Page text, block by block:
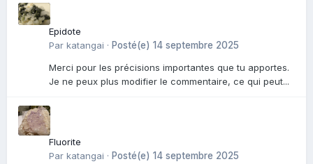
Epidote
Par katangai · Posté(e) 14 septembre 2025
Merci pour les précisions importantes que tu apportes.
Je ne peux plus modifier le commentaire, ce qui peut...
Fluorite
Par katangai · Posté(e) 14 septembre 2025